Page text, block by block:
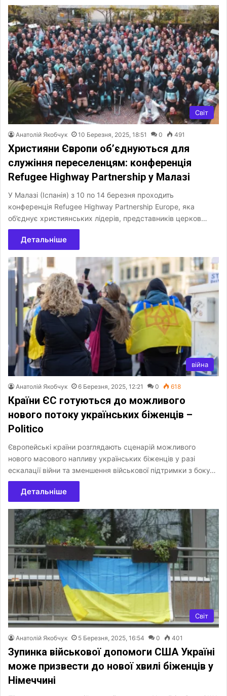
Світ
Анатолій Якобчук 10 Березня, 2025, 18:51 0 491
Християни Європи об’єднуються для
служіння переселенцям: конференція
Refugee Highway Partnership у Малазі
У Малазі (Іспанія) з 10 по 14 березня проходить
конференція Refugee Highway Partnership Europe, яка
об’єднує християнських лідерів, представників церков…
Детальніше
війна
Анатолій Якобчук 6 Березня, 2025, 12:21 0 618
Країни ЄС готуються до можливого
нового потоку українських біженців –
Politico
Європейські країни розглядають сценарій можливого
нового масового напливу українських біженців у разі
ескалації війни та зменшення військової підтримки з боку…
Детальніше
Світ
Анатолій Якобчук 5 Березня, 2025, 16:54 0 401
Зупинка військової допомоги США Україні
може призвести до нової хвилі біженців у
Німеччині